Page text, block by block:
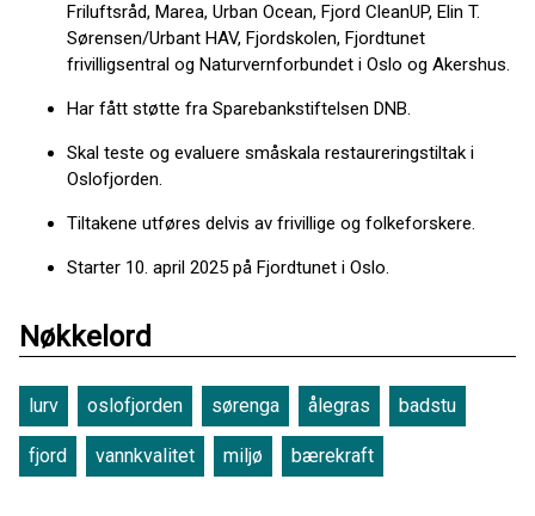
Friluftsråd, Marea, Urban Ocean, Fjord CleanUP, Elin T.
Sørensen/Urbant HAV, Fjordskolen, Fjordtunet
frivilligsentral og Naturvernforbundet i Oslo og Akershus.
Har fått støtte fra Sparebankstiftelsen DNB.
Skal teste og evaluere småskala restaureringstiltak i
Oslofjorden.
Tiltakene utføres delvis av frivillige og folkeforskere.
Starter 10. april 2025 på Fjordtunet i Oslo.
Nøkkelord
lurv oslofjorden sørenga ålegras badstu
fjord vannkvalitet miljø bærekraft